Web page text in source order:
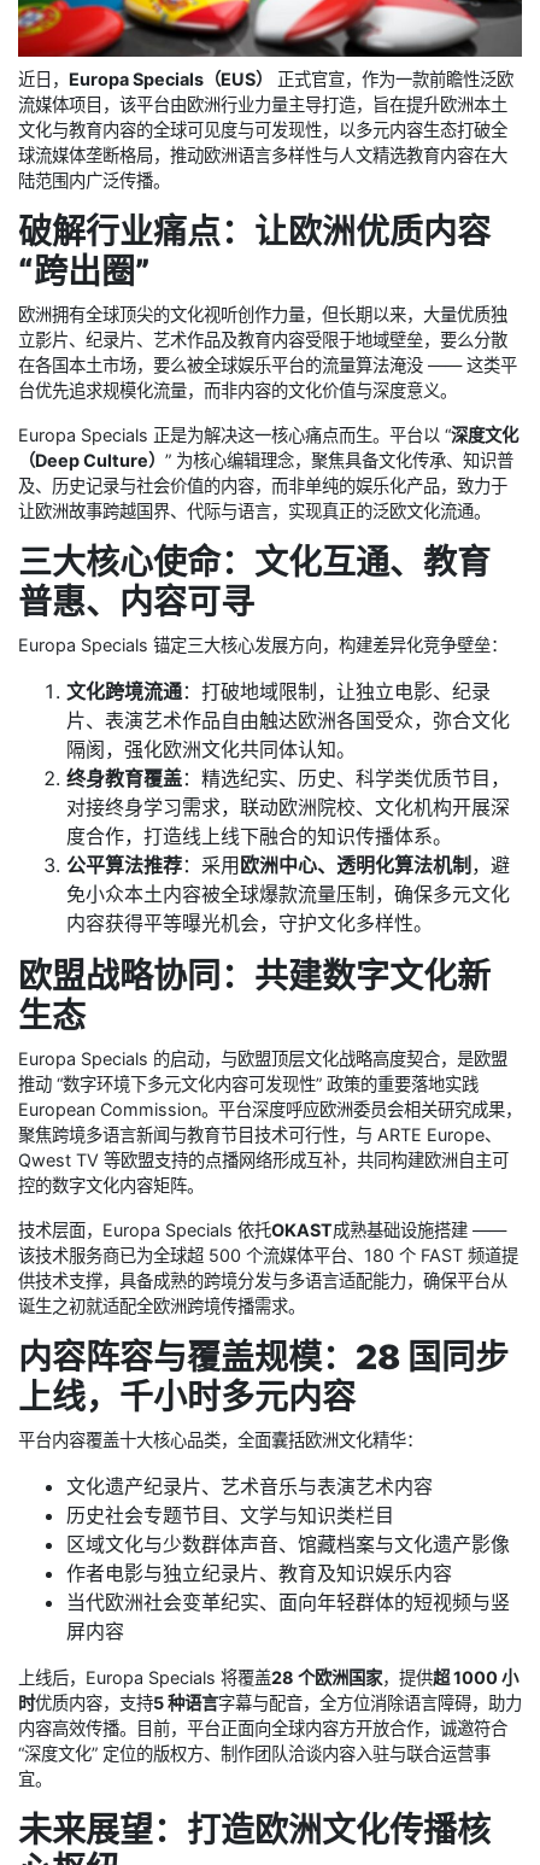
近日， Europa Specials（EUS）
正式官宣，作为一款前瞻性泛欧
流媒体项目，该平台由欧洲行业力量主导打造，旨在提升欧洲本土
文化与教育内容的全球可见度与可发现性，以多元内容生态打破全
球流媒体垄断格局，推动欧洲语言多样性与人文精选教育内容在大
陆范围内广泛传播。
破解行业痛点：让欧洲优质内容
“跨出圈”
欧洲拥有全球顶尖的文化视听创作力量，但长期以来，大量优质独
立影片、纪录片、艺术作品及教育内容受限于地域壁垒，要么分散
在各国本土市场，要么被全球娱乐平台的流量算法淹没 —— 这类平
台优先追求规模化流量，而非内容的文化价值与深度意义。
Europa Specials 正是为解决这一核心痛点而生。平台以 “深度文化
（Deep Culture） ” 为核心编辑理念，聚焦具备文化传承、知识普
及、历史记录与社会价值的内容，而非单纯的娱乐化产品，致力于
让欧洲故事跨越国界、代际与语言，实现真正的泛欧文化流通。
三大核心使命：文化互通、教育
普惠、内容可寻
Europa Specials 锚定三大核心发展方向，构建差异化竞争壁垒：
文化跨境流通：打破地域限制，让独立电影、纪录
片、表演艺术作品自由触达欧洲各国受众，弥合文化
隔阂，强化欧洲文化共同体认知。
终身教育覆盖：精选纪实、历史、科学类优质节目，
对接终身学习需求，联动欧洲院校、文化机构开展深
度合作，打造线上线下融合的知识传播体系。
公平算法推荐：采用欧洲中心、透明化算法机制 ，避
免小众本土内容被全球爆款流量压制，确保多元文化
内容获得平等曝光机会，守护文化多样性。
欧盟战略协同：共建数字文化新
生态
Europa Specials 的启动，与欧盟顶层文化战略高度契合，是欧盟
推动 “数字环境下多元文化内容可发现性” 政策的重要落地实践
European Commission。平台深度呼应欧洲委员会相关研究成果，
聚焦跨境多语言新闻与教育节目技术可行性，与 ARTE Europe、
Qwest TV 等欧盟支持的点播网络形成互补，共同构建欧洲自主可
控的数字文化内容矩阵。
技术层面，Europa Specials 依托OKAST成熟基础设施搭建 ——
该技术服务商已为全球超 500 个流媒体平台、180 个 FAST 频道提
供技术支撑，具备成熟的跨境分发与多语言适配能力，确保平台从
诞生之初就适配全欧洲跨境传播需求。
内容阵容与覆盖规模：28 国同步
上线，千小时多元内容
平台内容覆盖十大核心品类，全面囊括欧洲文化精华：
文化遗产纪录片、艺术音乐与表演艺术内容
历史社会专题节目、文学与知识类栏目
区域文化与少数群体声音、馆藏档案与文化遗产影像
作者电影与独立纪录片、教育及知识娱乐内容
当代欧洲社会变革纪实、面向年轻群体的短视频与竖
屏内容
上线后，Europa Specials 将覆盖28 个欧洲国家，提供超 1000 小
时优质内容，支持5 种语言字幕与配音，全方位消除语言障碍，助力
内容高效传播。目前，平台正面向全球内容方开放合作，诚邀符合
“深度文化” 定位的版权方、制作团队洽谈内容入驻与联合运营事
宜。
未来展望：打造欧洲文化传播核